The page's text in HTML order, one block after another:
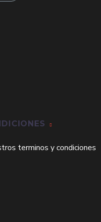
terminos y condiciones